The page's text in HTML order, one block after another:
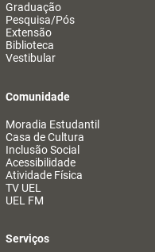
Graduação
Pesquisa/Pós
Extensão
Biblioteca
Vestibular
Comunidade
Moradia Estudantil
Casa de Cultura
Inclusão Social
Acessibilidade
Atividade Física
TV UEL
UEL FM
Serviços